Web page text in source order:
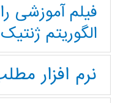
فیلم آموزشی
الگوریتم ژنتیک
نرم افزار